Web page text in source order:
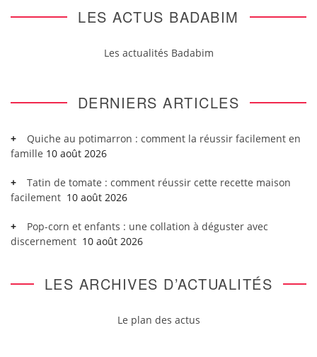
LES ACTUS BADABIM
Les actualités Badabim
DERNIERS ARTICLES
Quiche au potimarron : comment la réussir facilement en
famille 10 août 2026
Tatin de tomate : comment réussir cette recette maison
facilement 10 août 2026
Pop-corn et enfants : une collation à déguster avec
discernement 10 août 2026
LES ARCHIVES D’ACTUALITÉS
Le plan des actus